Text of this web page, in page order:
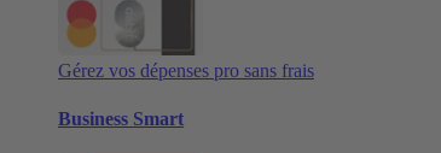
Gérez vos dépenses pro sans frais
Business Smart